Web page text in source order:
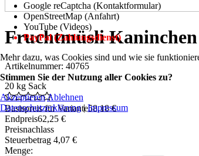
Fruchtmüsli
Artikelnummer: 40765
20 kg Sack
Basispreis für Variante58,18 €
Endpreis62,25 €
Preisnachlass
Steuerbetrag 4,07 €
Menge:
Google reCaptcha (Kontaktformular)
OpenStreetMap (Anfahrt)
YouTube (Videos)
PayPal (Zahlungsdienst)
Mehr dazu, was Cookies sind und wie sie
Stimmen Sie der Nutzung aller Cookies zu?
AkzeptierenAblehnen
Datenschutzerklärung|Impressum